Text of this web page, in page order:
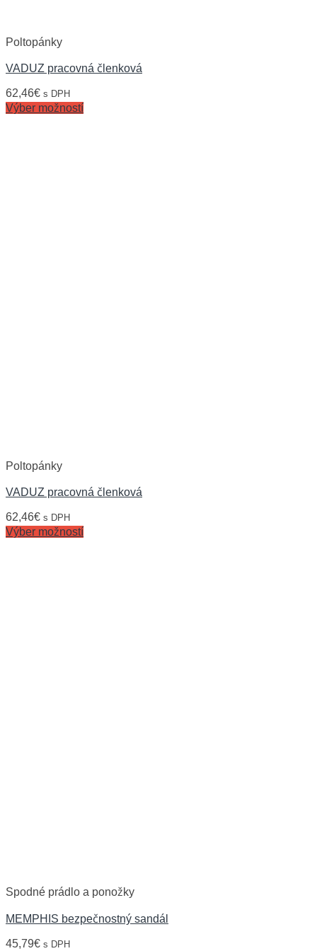
Poltopánky
VADUZ pracovná členková
62,46€ s DPH
Výber možností
Poltopánky
VADUZ pracovná členková
62,46€ s DPH
Výber možností
Spodné prádlo a ponožky
MEMPHIS bezpečnostný sandál
45,79€ s DPH